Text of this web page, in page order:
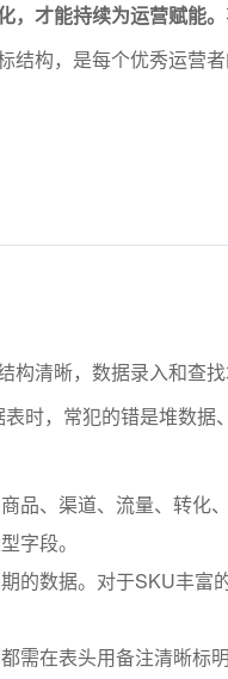
才能持续为运营赋能。
结构，是每个优秀运营
构清晰，数据录入和查
时，常犯的错是堆数据
品、渠道、流量、转化
字段。
的数据。对于SKU丰富
需在表头用备注清晰标